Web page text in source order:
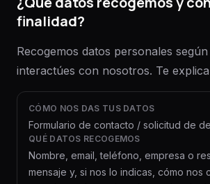
finalidad?
Recogemos datos personales
interactúes con nosotros. Te
CÓMO NOS DAS TUS DATOS
Formulario de contacto / solicitud de
QUÉ DATOS RECOGEMOS
Nombre, email, teléfono, empresa o
mensaje y, si nos lo indicas, cómo nos